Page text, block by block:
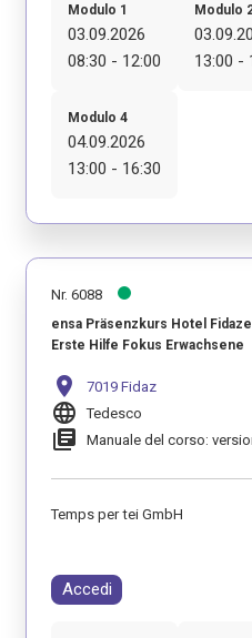
Modulo 1
03.09.2026
08:30 - 12:00
Modulo
13:00 -
Modulo 4
04.09.2026
13:00 - 16:30
Nr. 6088
ensa Präsenzkurs Hotel
Erste Hilfe Fokus Erwachsene
location_on 7019 Fidaz
language Tedesco
library_books Manuale del corso:
Temps per tei GmbH
Accedi